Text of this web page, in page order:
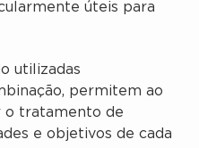
úteis para
utilizadas
permitem ao
o tratamento de
e objetivos de cada